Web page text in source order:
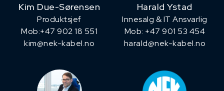
Kim Due-Sørensen
Produktsjef
​Mob:+47 902 18 551
kim@nek-kabel.no
Harald Ystad
Innesalg & IT Ansvarlig
Mob: +47 901 53 454
harald@nek-kabel.no